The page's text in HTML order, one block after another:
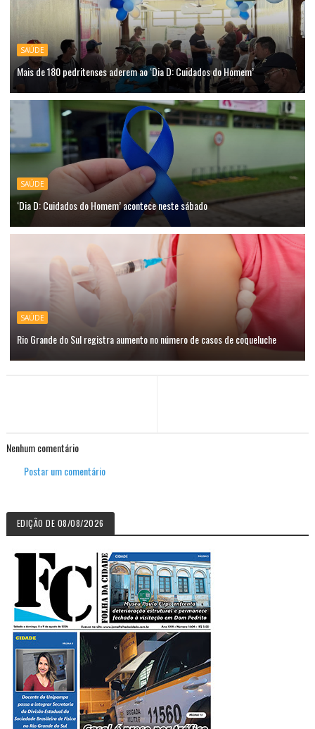
SAÚDE
Mais de 180 pedritenses aderem ao ‘Dia D: Cuidados do Homem’
SAÚDE
‘Dia D: Cuidados do Homem’ acontece neste sábado
SAÚDE
Rio Grande do Sul registra aumento no número de casos de coqueluche
Nenhum comentário
Postar um comentário
EDIÇÃO DE 08/08/2026